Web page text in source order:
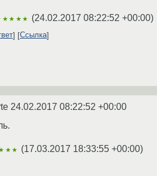
(24.02.2017 08:22:52 +00:00)
Ссылка
24.02.2017 08:22:52 +00:00
(17.03.2017 18:33:55 +00:00)